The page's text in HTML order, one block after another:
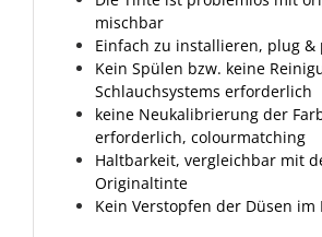
mischbar
Einfach zu installieren, plug &
Kein Spülen bzw. keine
Schlauchsystems erforderlich
keine Neukalibrierung der
erforderlich, colourmatching
Haltbarkeit, vergleichbar mit
Originaltinte
Kein Verstopfen der Düsen im